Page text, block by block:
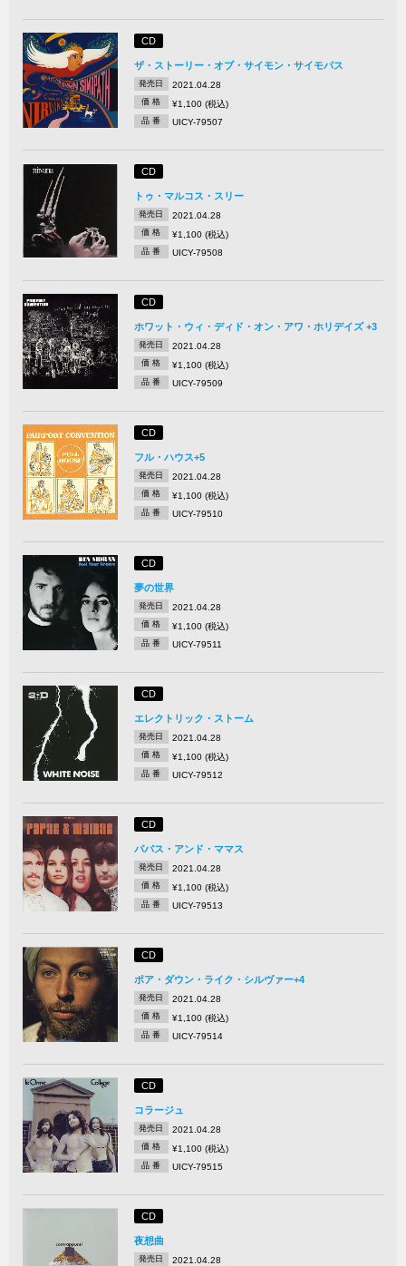
CD
ザ・ストーリー・オブ・サイモン・サイモパス
発売日 2021.04.28
価 格 ¥1,100 (税込)
品 番 UICY-79507
CD
トゥ・マルコス・スリー
発売日 2021.04.28
価 格 ¥1,100 (税込)
品 番 UICY-79508
CD
ホワット・ウィ・ディド・オン・アワ・ホリデイズ +3
発売日 2021.04.28
価 格 ¥1,100 (税込)
品 番 UICY-79509
CD
フル・ハウス+5
発売日 2021.04.28
価 格 ¥1,100 (税込)
品 番 UICY-79510
CD
夢の世界
発売日 2021.04.28
価 格 ¥1,100 (税込)
品 番 UICY-79511
CD
エレクトリック・ストーム
発売日 2021.04.28
価 格 ¥1,100 (税込)
品 番 UICY-79512
CD
パパス・アンド・ママス
発売日 2021.04.28
価 格 ¥1,100 (税込)
品 番 UICY-79513
CD
ポア・ダウン・ライク・シルヴァー+4
発売日 2021.04.28
価 格 ¥1,100 (税込)
品 番 UICY-79514
CD
コラージュ
発売日 2021.04.28
価 格 ¥1,100 (税込)
品 番 UICY-79515
CD
夜想曲
発売日 2021.04.28